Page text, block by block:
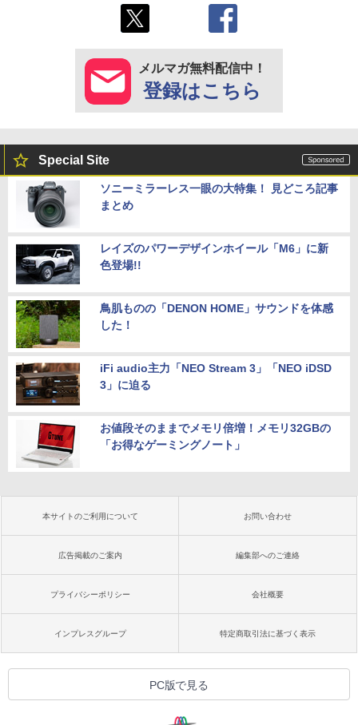
メルマガ無料配信中！
登録はこちら
Special Site
ソニーミラーレス一眼の大特集！ 見どころ記事
まとめ
レイズのパワーデザインホイール「M6」に新
色登場!!
鳥肌ものの「DENON HOME」サウンドを体感
した！
iFi audio主力「NEO Stream 3」「NEO iDSD
3」に迫る
お値段そのままでメモリ倍増！メモリ32GBの
「お得なゲーミングノート」
本サイトのご利用について お問い合わせ
広告掲載のご案内 編集部へのご連絡
プライバシーポリシー 会社概要
インプレスグループ 特定商取引法に基づく表示
PC版で見る